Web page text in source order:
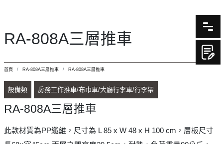
RA-808A三層推車
首頁 RA-808A三層推車 RA-808A三層推車
設備類 房務工作推車/布巾車/大廳行李車/行李架
RA-808A三層推車
此款材質為PP纖維，尺寸為 L 85 x W 48 x H 100 cm，層板尺寸